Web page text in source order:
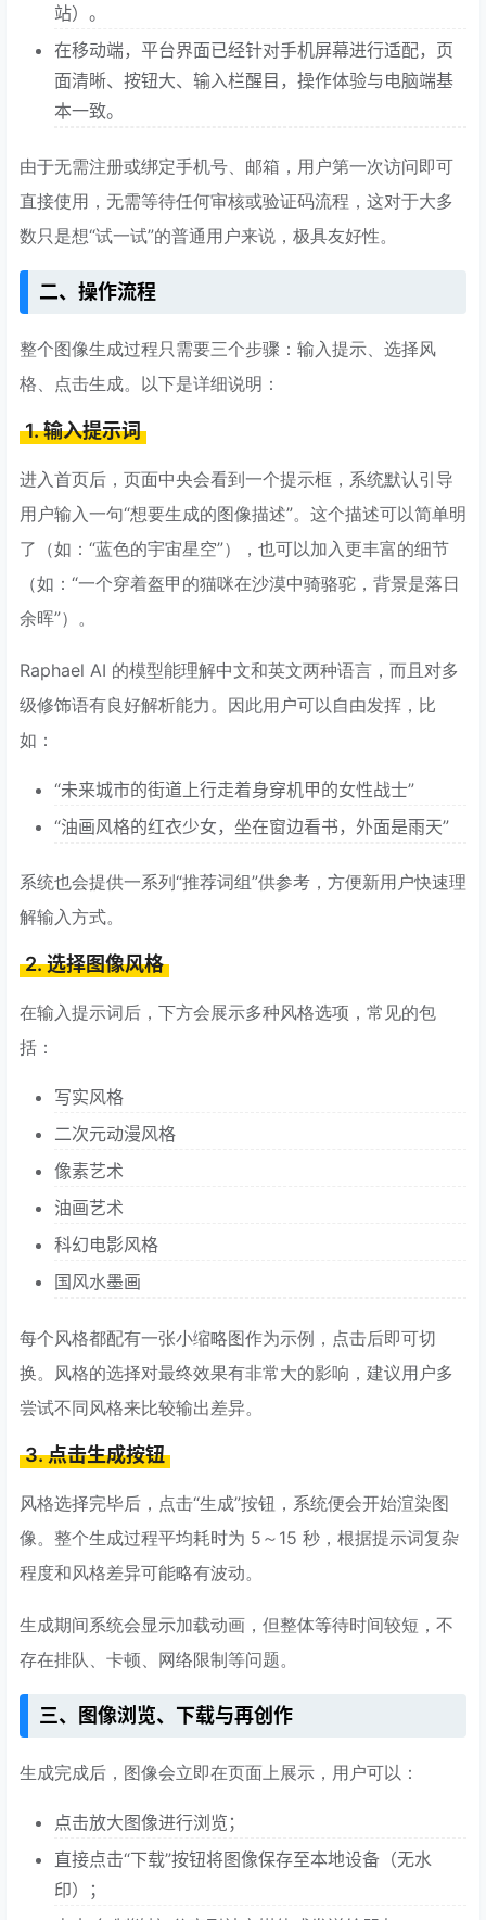
站）。
在移动端，平台界面已经针对手机屏幕进行适配，页
面清晰、按钮大、输入栏醒目，操作体验与电脑端基
本一致。
由于无需注册或绑定手机号、邮箱，用户第一次访问即可
直接使用，无需等待任何审核或验证码流程，这对于大多
数只是想“试一试”的普通用户来说，极具友好性。
二、操作流程
整个图像生成过程只需要三个步骤：输入提示、选择风
格、点击生成。以下是详细说明：
1. 输入提示词
进入首页后，页面中央会看到一个提示框，系统默认引导
用户输入一句“想要生成的图像描述”。这个描述可以简单明
了（如：“蓝色的宇宙星空”），也可以加入更丰富的细节
（如：“一个穿着盔甲的猫咪在沙漠中骑骆驼，背景是落日
余晖”）。
Raphael AI 的模型能理解中文和英文两种语言，而且对多
级修饰语有良好解析能力。因此用户可以自由发挥，比
如：
“未来城市的街道上行走着身穿机甲的女性战士”
“油画风格的红衣少女，坐在窗边看书，外面是雨天”
系统也会提供一系列“推荐词组”供参考，方便新用户快速理
解输入方式。
2. 选择图像风格
在输入提示词后，下方会展示多种风格选项，常见的包
括：
写实风格
二次元动漫风格
像素艺术
油画艺术
科幻电影风格
国风水墨画
每个风格都配有一张小缩略图作为示例，点击后即可切
换。风格的选择对最终效果有非常大的影响，建议用户多
尝试不同风格来比较输出差异。
3. 点击生成按钮
风格选择完毕后，点击“生成”按钮，系统便会开始渲染图
像。整个生成过程平均耗时为 5～15 秒，根据提示词复杂
程度和风格差异可能略有波动。
生成期间系统会显示加载动画，但整体等待时间较短，不
存在排队、卡顿、网络限制等问题。
三、图像浏览、下载与再创作
生成完成后，图像会立即在页面上展示，用户可以：
点击放大图像进行浏览；
直接点击“下载”按钮将图像保存至本地设备（无水
印）；